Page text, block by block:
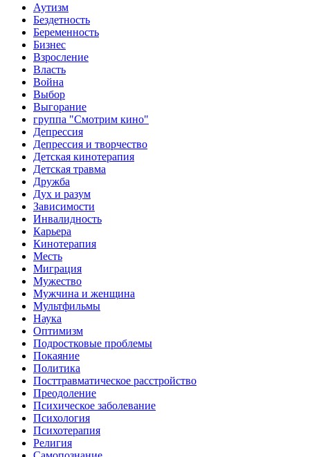
Аутизм
Бездетность
Беременность
Бизнес
Взросление
Власть
Война
Выбор
Выгорание
группа "Смотрим кино"
Депрессия
Депрессия и творчество
Детская кинотерапия
Детская травма
Дружба
Дух и разум
Зависимости
Инвалидность
Карьера
Кинотерапия
Месть
Миграция
Мужество
Мужчина и женщина
Мультфильмы
Наука
Оптимизм
Подростковые проблемы
Покаяние
Политика
Посттравматическое расстройство
Преодоление
Психическое заболевание
Психология
Психотерапия
Религия